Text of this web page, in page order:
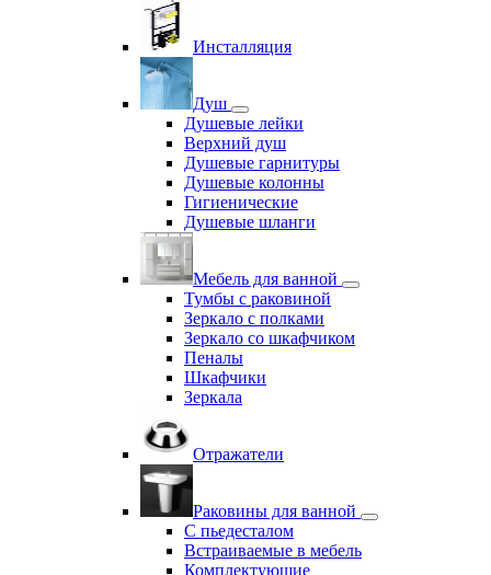
Инсталляция
Душ
Душевые лейки
Верхний душ
Душевые гарнитуры
Душевые колонны
Гигиенические
Душевые шланги
Мебель для ванной
Тумбы с раковиной
Зеркало с полками
Зеркало со шкафчиком
Пеналы
Шкафчики
Зеркала
Отражатели
Раковины для ванной
С пьедесталом
Встраиваемые в мебель
Комплектующие